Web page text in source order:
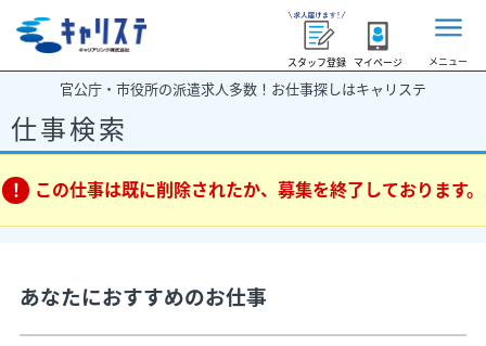
スタッフ登録 マイページ メニュー
官公庁・市役所の派遣求人多数！お仕事探しはキャリステ
仕事検索
この仕事は既に削除されたか、募集を終了しております。
あなたにおすすめのお仕事